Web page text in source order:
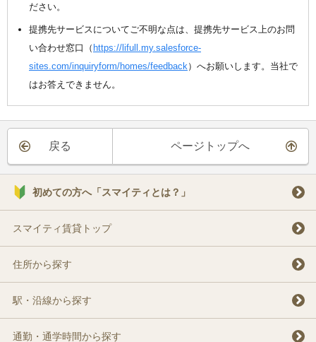
ださい。
提携先サービスについてご不明な点は、提携先サービス上のお問
い合わせ窓口（ https://lifull.my.salesforce-
sites.com/inquiryform/homes/feedback ）へお願いします。当社で
はお答えできません。
戻る ページトップへ
初めての方へ「スマイティとは？」
スマイティ賃貸トップ
住所から探す
駅・沿線から探す
通勤・通学時間から探す